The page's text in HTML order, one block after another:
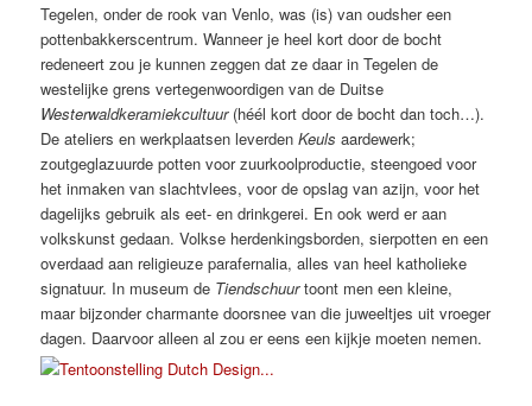
Tegelen, onder de rook van Venlo, was (is) van oudsher een
pottenbakkerscentrum. Wanneer je heel kort door de bocht
redeneert zou je kunnen zeggen dat ze daar in Tegelen de
westelijke grens vertegenwoordigen van de Duitse
Westerwaldkeramiekcultuur(héél kort door de bocht dan toch…).
De ateliers en werkplaatsen leverdenKeuls aardewerk;
zoutgeglazuurde potten voor zuurkoolproductie, steengoed voor
het inmaken van slachtvlees, voor de opslag van azijn, voor het
dagelijks gebruik als eet- en drinkgerei. En ook werd er aan
volkskunst gedaan. Volkse herdenkingsborden, sierpotten en een
overdaad aan religieuze parafernalia, alles van heel katholieke
signatuur. In museum de Tiendschuurtoont men een kleine,
maar bijzonder charmante doorsnee van die juweeltjes uit vroeger
dagen. Daarvoor alleen al zou er eens een kijkje moeten nemen.